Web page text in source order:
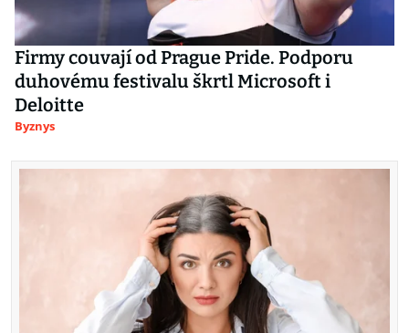
Firmy couvají od Prague Pride. Podporu
duhovému festivalu škrtl Microsoft i
Deloitte
Byznys